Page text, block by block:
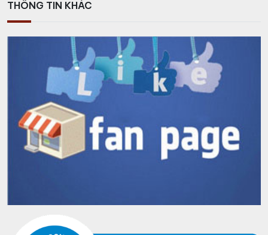
THÔNG TIN KHÁC